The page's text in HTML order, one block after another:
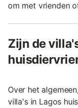
om met vrienden
Zijn de
Over het
villa's in Lagos